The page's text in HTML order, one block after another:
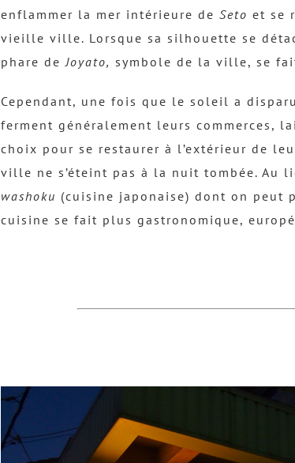
enflammer la mer intérieure de Seto et se
vieille ville. Lorsque sa silhouette se
phare deJoyato, symbole de la ville, se
Cependant, une fois que le soleil a
ferment généralement leurs commerces,
choix pour se restaurer à l’extérieur de
ville ne s’éteint pas à la nuit tombée. Au
washoku (cuisine japonaise) dont on
cuisine se fait plus gastronomique,